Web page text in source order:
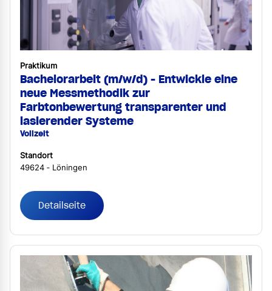
Praktikum
Bachelorarbeit (m/w/d) - Entwickle eine
neue Messmethodik zur
Farbtonbewertung transparenter und
lasierender Systeme
Vollzeit
Standort
49624 ‐ Löningen
Detailseite